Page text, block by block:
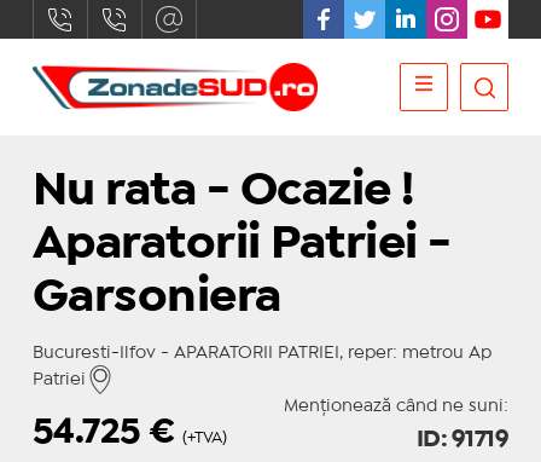
Nu rata - Ocazie !
Aparatorii Patriei -
Garsoniera
Bucuresti-Ilfov - APARATORII PATRIEI, reper: metrou Ap
Patriei
Menționează când ne suni:
54.725€ (+TVA) ID: 91719